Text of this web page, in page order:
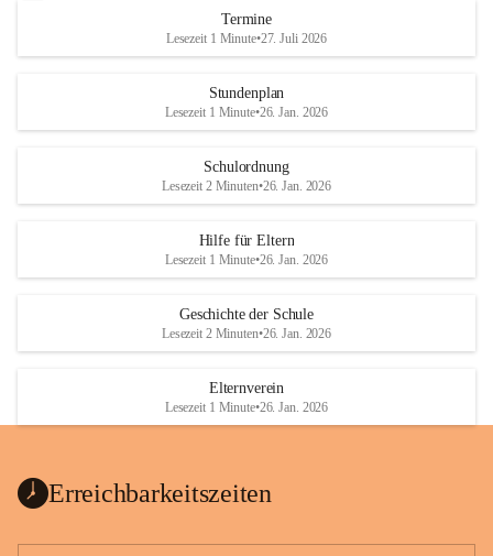
Termine
Lesezeit 1 Minute•27. Juli 2026
Stundenplan
Lesezeit 1 Minute•26. Jan. 2026
Schulordnung
Lesezeit 2 Minuten•26. Jan. 2026
Hilfe für Eltern
Lesezeit 1 Minute•26. Jan. 2026
Geschichte der Schule
Lesezeit 2 Minuten•26. Jan. 2026
Elternverein
Lesezeit 1 Minute•26. Jan. 2026
Erreichbarkeitszeiten